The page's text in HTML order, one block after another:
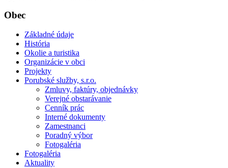
Obec
Základné údaje
História
Okolie a turistika
Organizácie v obci
Projekty
Porubské služby, s.r.o.
Zmluvy, faktúry, objednávky
Verejné obstarávanie
Cenník prác
Interné dokumenty
Zamestnanci
Poradný výbor
Fotogaléria
Fotogaléria
Aktuality